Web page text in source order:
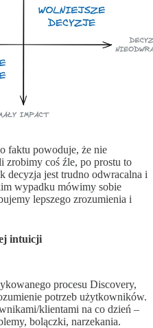
faktu powoduje, że nie
zrobimy coś źle, po prostu to
decyzja jest trudno odwracalna i
wypadku mówimy sobie
lepszego zrozumienia i
intuicji
procesu Discovery,
potrzeb użytkowników.
klientami na co dzień –
bolączki, narzekania.